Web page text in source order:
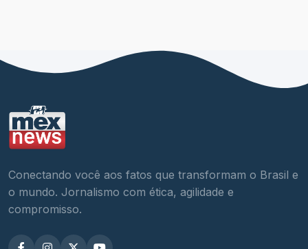
Conectando você aos fatos que transformam o Brasil e
o mundo. Jornalismo com ética, agilidade e
compromisso.